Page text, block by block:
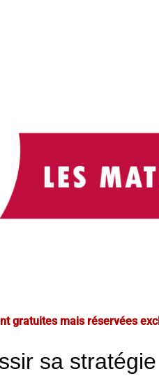
gratuites mais réservées